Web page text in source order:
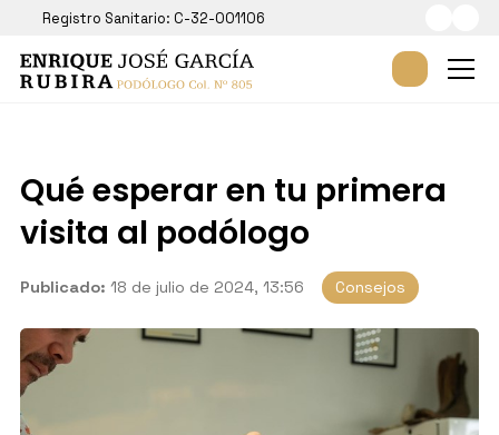
Registro Sanitario: C-32-001106
Qué esperar en tu primera
visita al podólogo
Publicado: 18 de julio de 2024, 13:56 Consejos